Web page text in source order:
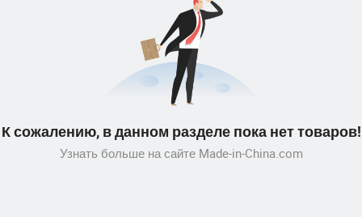
К сожалению, в данном разделе пока нет товаров!
Узнать больше на сайте Made-in-China.com